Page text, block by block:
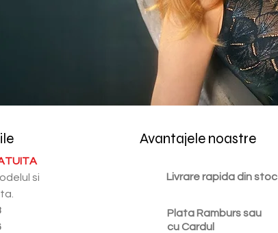
si
Avantajele noastre
Livrare rapida din stoc
Plata Ramburs sau
cu Cardul